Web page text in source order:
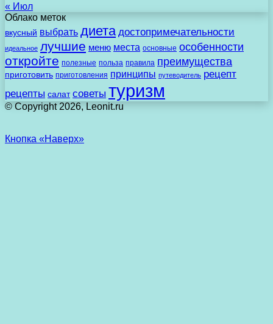
« Июл
Облако меток
вкусный выбрать диета достопримечательности
идеальное лучшие меню места основные особенности
откройте полезные польза правила преимущества
приготовить приготовления принципы путеводитель рецепт
рецепты салат советы туризм
© Copyright 2026, Leonit.ru
Кнопка «Наверх»